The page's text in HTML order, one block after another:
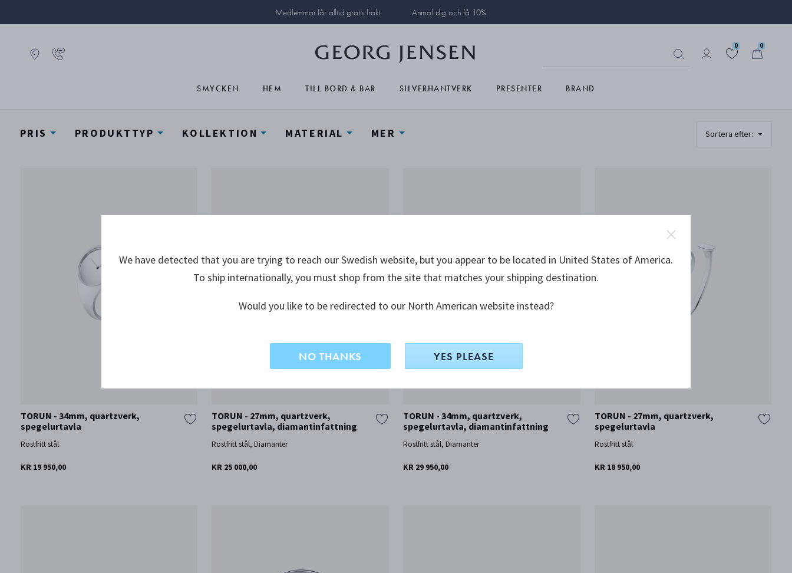
Medlemmar får alltid gratis frakt Anmäl dig och få 10%
0 0
SMYCKEN HEM TILL BORD & BAR SILVERHANTVERK PRESENTER BRAND
PRIS PRODUKTTYP KOLLEKTION MATERIAL MER
TORUN - 34mm, quartzverk,
spegelurtavla
Rostfritt stål
KR 19 950,00
TORUN - 27mm, quartzverk,
spegelurtavla, diamantinfattning
Rostfritt stål, Diamanter
KR 25 000,00
TORUN - 34mm, quartzverk,
spegelurtavla, diamantinfattning
Rostfritt stål, Diamanter
KR 29 950,00
TORUN - 27mm, quartzverk,
spegelurtavla
Rostfritt stål
KR 18 950,00
We have detected that you are trying to reach our Swedish website, but you appear to be located in United States of America.
To ship internationally, you must shop from the site that matches your shipping destination.
Would you like to be redirected to our North American website instead?
NO THANKS YES PLEASE